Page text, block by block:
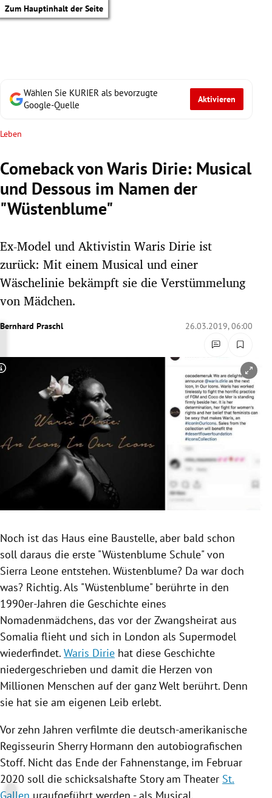
Zum Hauptinhalt der Seite
Untermenü
Untermenü
Untermenü
Untermenü
Untermenü
Wählen Sie KURIER als bevorzugte
Google-Quelle
Aktivieren
Leben
Comeback von Waris Dirie: Musical
und Dessous im Namen der
"Wüstenblume"
Ex-Model und Aktivistin Waris Dirie ist
zurück: Mit einem Musical und einer
Wäschelinie bekämpft sie die Verstümmelung
von Mädchen.
Bernhard Praschl 26.03.2019, 06:00
Copyright-Hinweis öffnen/schließen
Noch ist das Haus eine Baustelle, aber bald schon
soll daraus die erste "Wüstenblume Schule" von
Sierra Leone entstehen. Wüstenblume? Da war doch
was? Richtig. Als "Wüstenblume" berührte in den
1990er-Jahren die Geschichte eines
Nomadenmädchens, das vor der Zwangsheirat aus
Somalia flieht und sich in London als Supermodel
wiederfindet. Waris Dirie hat diese Geschichte
niedergeschrieben und damit die Herzen von
Millionen Menschen auf der ganz Welt berührt. Denn
sie hat sie am eigenen Leib erlebt.
Vor zehn Jahren verfilmte die deutsch-amerikanische
Regisseurin Sherry Hormann den autobiografischen
Stoff. Nicht das Ende der Fahnenstange, im Februar
2020 soll die schicksalshafte Story am Theater St.
Gallen uraufgeführt werden - als Musical.